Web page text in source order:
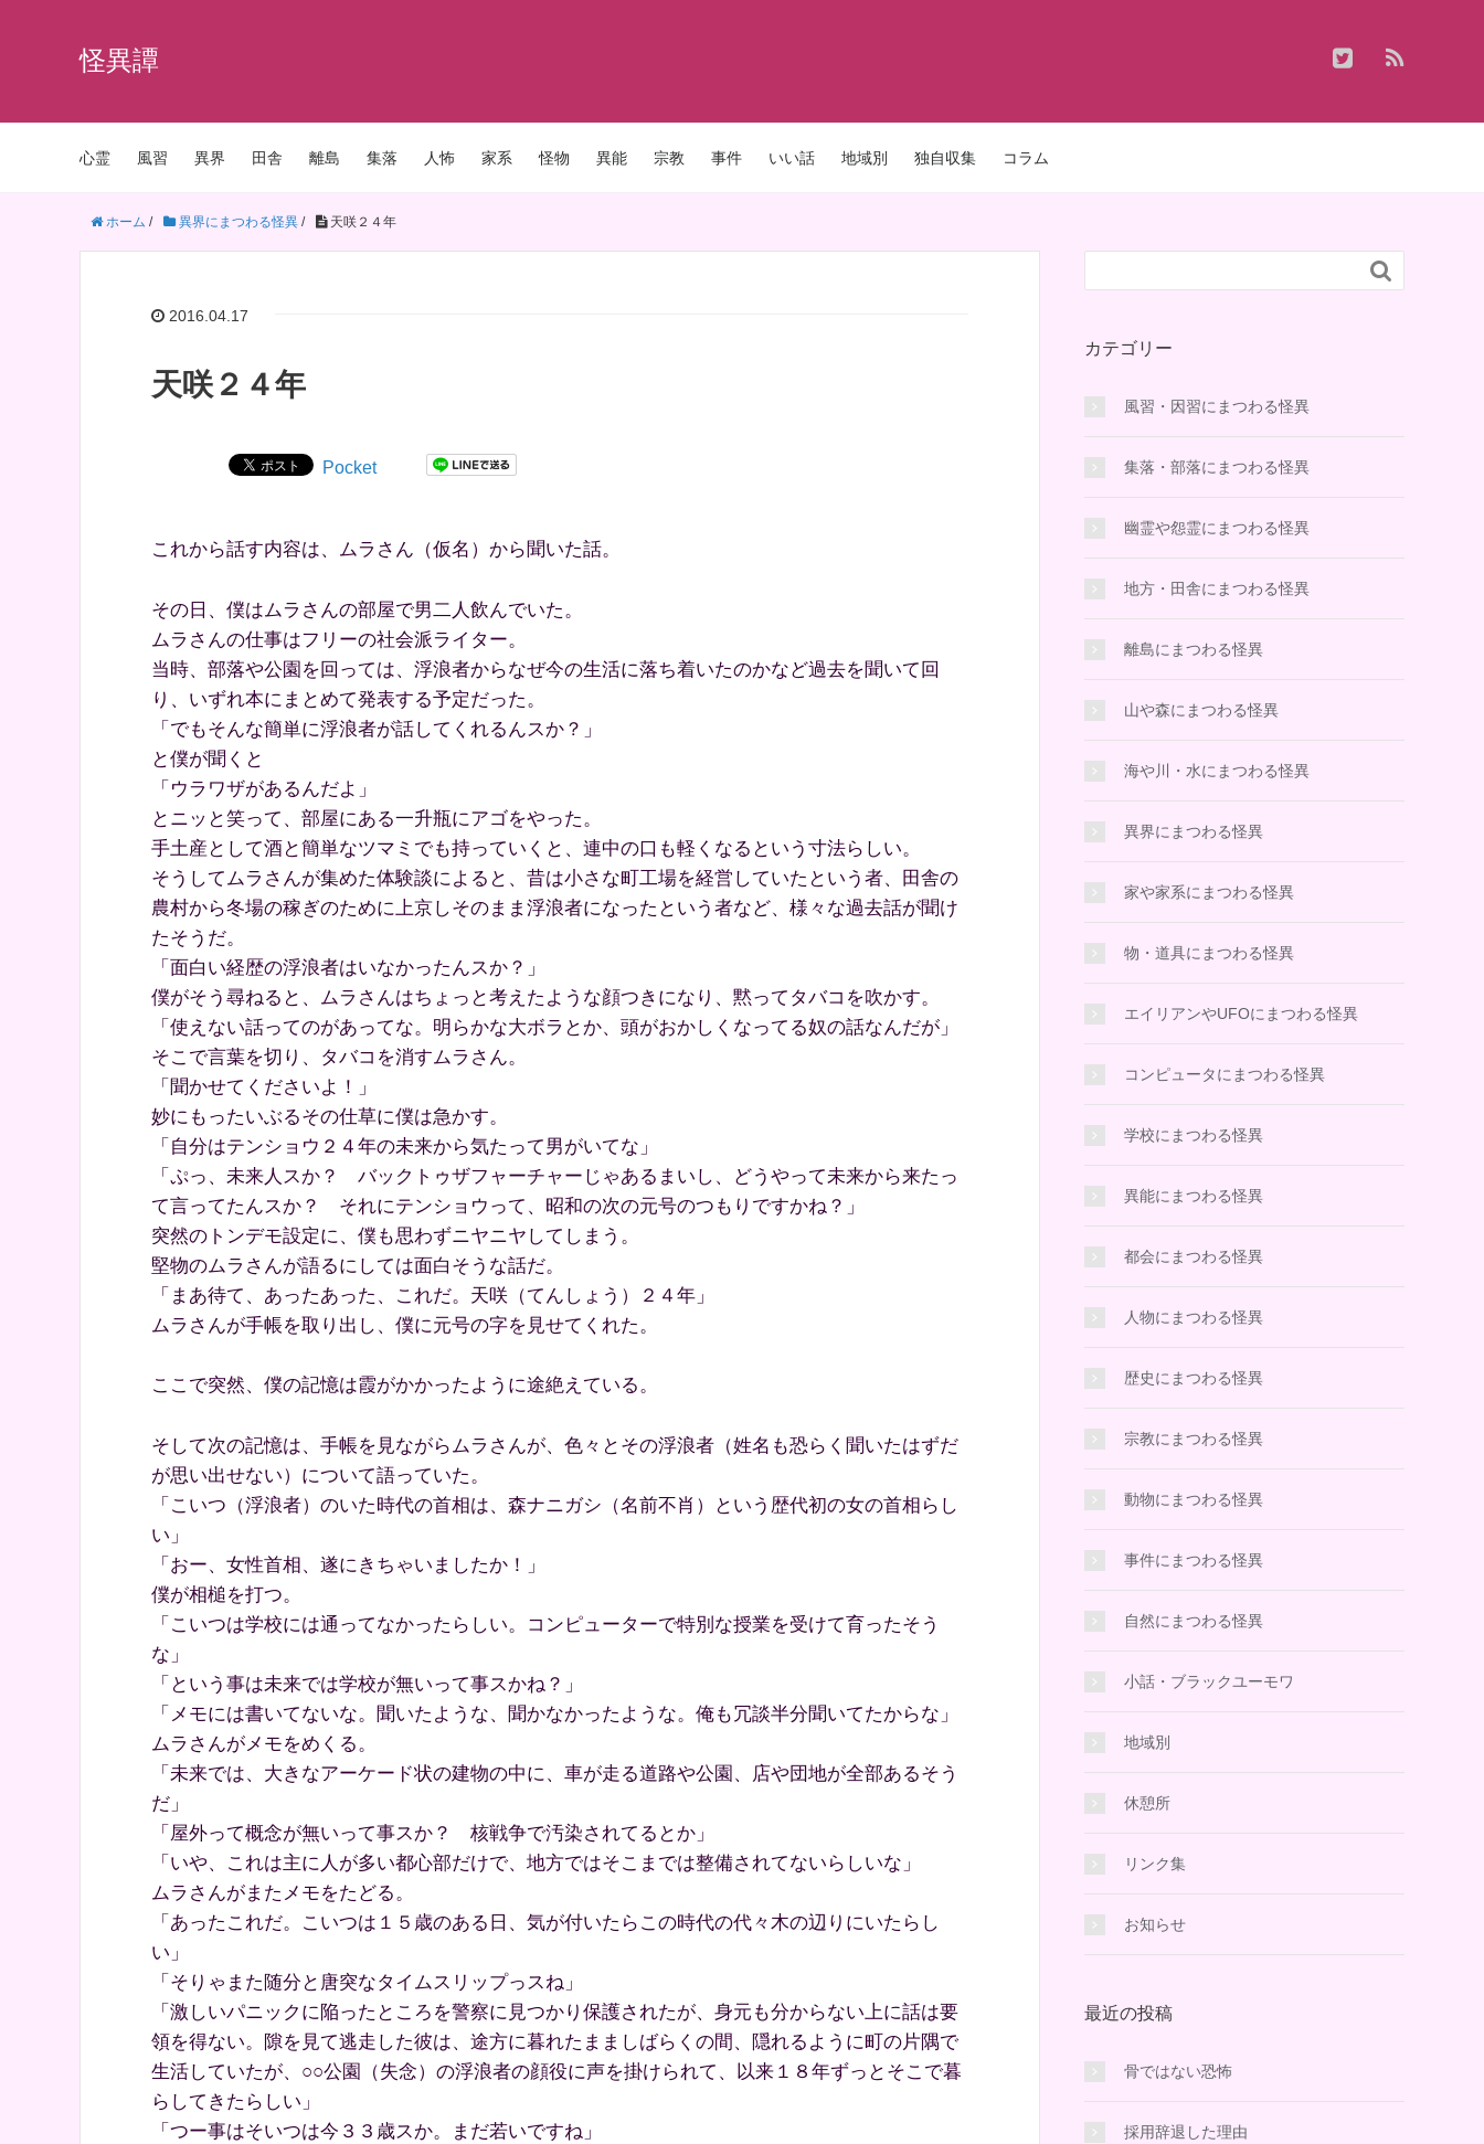
怪異譚
心霊 風習 異界 田舎 離島 集落 人怖 家系 怪物 異能 宗教 事件 いい話 地域別 独自収集 コラム
ホーム / 異界にまつわる怪異 / 天咲２４年
2016.04.17
天咲２４年
Pocket
これから話す内容は、ムラさん（仮名）から聞いた話。
その日、僕はムラさんの部屋で男二人飲んでいた。
ムラさんの仕事はフリーの社会派ライター。
当時、部落や公園を回っては、浮浪者からなぜ今の生活に落ち着いたのかなど過去を聞いて回
り、いずれ本にまとめて発表する予定だった。
「でもそんな簡単に浮浪者が話してくれるんスか？」
と僕が聞くと
「ウラワザがあるんだよ」
とニッと笑って、部屋にある一升瓶にアゴをやった。
手土産として酒と簡単なツマミでも持っていくと、連中の口も軽くなるという寸法らしい。
そうしてムラさんが集めた体験談によると、昔は小さな町工場を経営していたという者、田舎の
農村から冬場の稼ぎのために上京しそのまま浮浪者になったという者など、様々な過去話が聞け
たそうだ。
「面白い経歴の浮浪者はいなかったんスか？」
僕がそう尋ねると、ムラさんはちょっと考えたような顔つきになり、黙ってタバコを吹かす。
「使えない話ってのがあってな。明らかな大ボラとか、頭がおかしくなってる奴の話なんだが」
そこで言葉を切り、タバコを消すムラさん。
「聞かせてくださいよ！」
妙にもったいぶるその仕草に僕は急かす。
「自分はテンショウ２４年の未来から気たって男がいてな」
「ぷっ、未来人スか？ バックトゥザフャーチャーじゃあるまいし、どうやって未来から来たっ
て言ってたんスか？ それにテンショウって、昭和の次の元号のつもりですかね？」
突然のトンデモ設定に、僕も思わずニヤニヤしてしまう。
堅物のムラさんが語るにしては面白そうな話だ。
「まあ待て、あったあった、これだ。天咲（てんしょう）２４年」
ムラさんが手帳を取り出し、僕に元号の字を見せてくれた。
ここで突然、僕の記憶は霞がかかったように途絶えている。
そして次の記憶は、手帳を見ながらムラさんが、色々とその浮浪者（姓名も恐らく聞いたはずだ
が思い出せない）について語っていた。
「こいつ（浮浪者）のいた時代の首相は、森ナニガシ（名前不肖）という歴代初の女の首相らし
い」
「おー、女性首相、遂にきちゃいましたか！」
僕が相槌を打つ。
「こいつは学校には通ってなかったらしい。コンピューターで特別な授業を受けて育ったそう
な」
「という事は未来では学校が無いって事スかね？」
「メモには書いてないな。聞いたような、聞かなかったような。俺も冗談半分聞いてたからな」
ムラさんがメモをめくる。
「未来では、大きなアーケード状の建物の中に、車が走る道路や公園、店や団地が全部あるそう
だ」
「屋外って概念が無いって事スか？ 核戦争で汚染されてるとか」
「いや、これは主に人が多い都心部だけで、地方ではそこまでは整備されてないらしいな」
ムラさんがまたメモをたどる。
「あったこれだ。こいつは１５歳のある日、気が付いたらこの時代の代々木の辺りにいたらし
い」
「そりゃまた随分と唐突なタイムスリップっスね」
「激しいパニックに陥ったところを警察に見つかり保護されたが、身元も分からない上に話は要
領を得ない。隙を見て逃走した彼は、途方に暮れたまましばらくの間、隠れるように町の片隅で
生活していたが、○○公園（失念）の浮浪者の顔役に声を掛けられて、以来１８年ずっとそこで暮
らしてきたらしい」
「つー事はそいつは今３３歳スか。まだ若いですね」

カテゴリー
風習・因習にまつわる怪異
集落・部落にまつわる怪異
幽霊や怨霊にまつわる怪異
地方・田舎にまつわる怪異
離島にまつわる怪異
山や森にまつわる怪異
海や川・水にまつわる怪異
異界にまつわる怪異
家や家系にまつわる怪異
物・道具にまつわる怪異
エイリアンやUFOにまつわる怪異
コンピュータにまつわる怪異
学校にまつわる怪異
異能にまつわる怪異
都会にまつわる怪異
人物にまつわる怪異
歴史にまつわる怪異
宗教にまつわる怪異
動物にまつわる怪異
事件にまつわる怪異
自然にまつわる怪異
小話・ブラックユーモワ
地域別
休憩所
リンク集
お知らせ
最近の投稿
骨ではない恐怖
採用辞退した理由